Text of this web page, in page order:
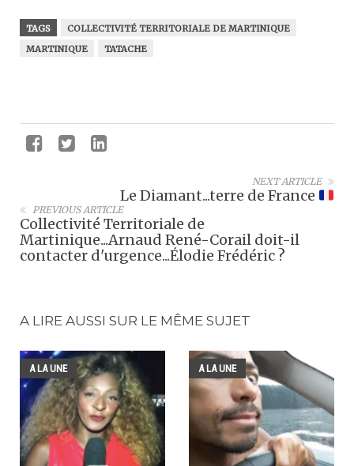
TAGS
COLLECTIVITÉ TERRITORIALE DE MARTINIQUE
MARTINIQUE
TATACHE
NEXT ARTICLE
Le Diamant...terre de France
PREVIOUS ARTICLE
Collectivité Territoriale de
Martinique...Arnaud René-Corail doit-il
contacter d'urgence...Élodie Frédéric ?
A LIRE AUSSI SUR LE MÊME SUJET
A LA UNE A LA UNE